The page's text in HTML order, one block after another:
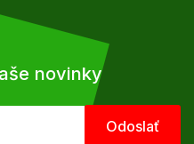
novinky